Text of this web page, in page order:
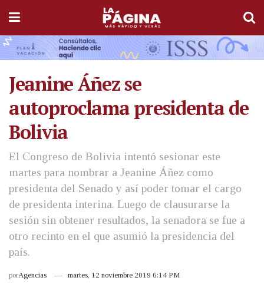
Jeanine Áñez se
autoproclama presidenta de
Bolivia
El Congreso de Bolivia intentó sesionar este
martes para nombrar a Jeanine Áñez como
presidenta del Senado y así poder tomar el cargo
de presidenta interina. Luego de clausurarse la
sesión sin obtener resultados, la senadora se fue a
otro recinto en el que asumió la presidencia del
país.
porAgencias martes, 12 noviembre 2019 6:14 PM